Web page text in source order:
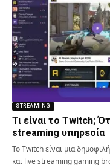
STREAMING
Τι είναι το Twitch;
streaming υπηρεσία
Το Twitch είναι μια
και live streaming gaming